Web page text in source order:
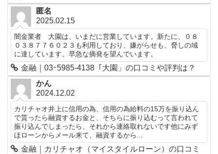
匿名
2025.02.15
闇金業者 大園は、いまだに営業しています。新たに、０８
０３８７７６０２３も利用しており、嫌がらせも、脅しの域
に達しています。早急な摘発を望んでいます。
金融｜03ｰ5985-4138「大園」の口コミや評判は？
かん
2024.12.02
カリチャオ井上に信用の為、信用の為給料の15万を振り込ん
で貰ったら融資するお金と、そちらに振り込むって言われて
振り込んでしまったら、それから連絡取れないです他にみず
ほローンからメール来て、融資するから...
金融｜カリチャオ（マイスタイルローン）の口コミ